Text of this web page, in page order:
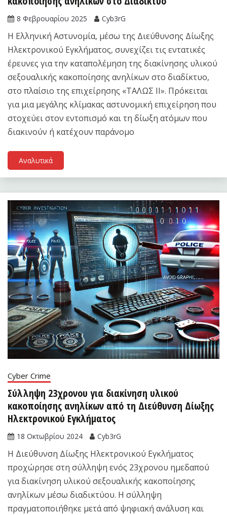
8 Φεβρουαρίου 2025 Cyb3rG
Η Ελληνική Αστυνομία, μέσω της Διεύθυνσης Δίωξης
Ηλεκτρονικού Εγκλήματος, συνεχίζει τις εντατικές
έρευνες για την καταπολέμηση της διακίνησης υλικού
σεξουαλικής κακοποίησης ανηλίκων στο διαδίκτυο,
στο πλαίσιο της επιχείρησης «ΤΑΛΩΣ II». Πρόκειται
για μια μεγάλης κλίμακας αστυνομική επιχείρηση που
στοχεύει στον εντοπισμό και τη δίωξη ατόμων που
διακινούν ή κατέχουν παράνομο
Αναλυτικά
Cyber Crime
Σύλληψη 23χρονου για διακίνηση υλικού
κακοποίησης ανηλίκων από τη Διεύθυνση Δίωξης
Ηλεκτρονικού Εγκλήματος
18 Οκτωβρίου 2024 Cyb3rG
Η Διεύθυνση Δίωξης Ηλεκτρονικού Εγκλήματος
προχώρησε στη σύλληψη ενός 23χρονου ημεδαπού
για διακίνηση υλικού σεξουαλικής κακοποίησης
ανηλίκων μέσω διαδικτύου. Η σύλληψη
πραγματοποιήθηκε μετά από ψηφιακή ανάλυση και